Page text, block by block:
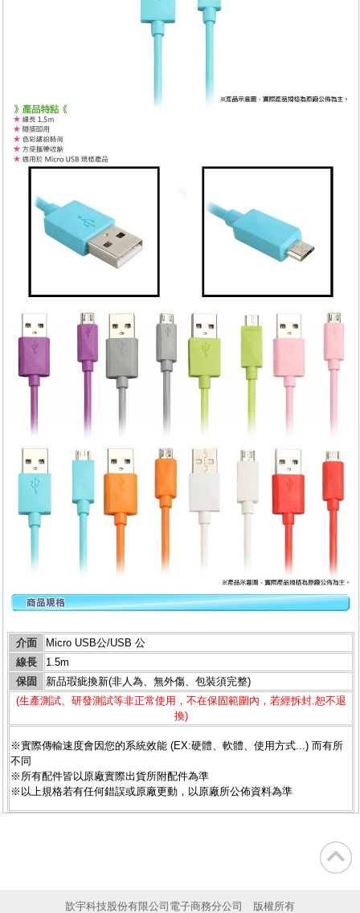
介面
Micro USB公/USB 公
線長
1.5m
保固
新品瑕疵換新(非人為、無外傷、包裝須完整)
(生產測試、研發測試等非正常使用，不在保固範圍內，若經拆封.恕不退
換)
※實際傳輸速度會因您的系統效能 (EX:硬體、軟體、使用方式...) 而有所
不同
※所有配件皆以原廠實際出貨所附配件為準
※以上規格若有任何錯誤或原廠更動，以原廠所公佈資料為準
歆宇科技股份有限公司電子商務分公司 版權所有